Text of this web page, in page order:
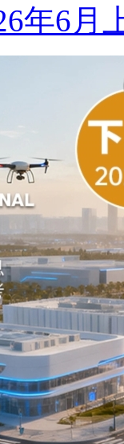
年6月